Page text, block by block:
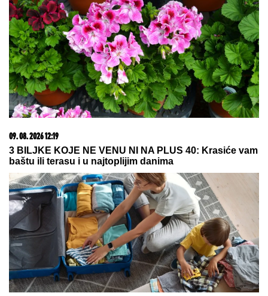
06. 08. 2026 09:39
Marija (3) se igrala u dvorištu i samo je nestala: Posle
42 godine otac je pronašao, zanemeo je kada je saznao
gde je bila
09. 08. 2026 12:32
DRŽAVA DAJE 20.000 EVRA: Evo šta je potrebno za
subvenciju za prvu nekretninu